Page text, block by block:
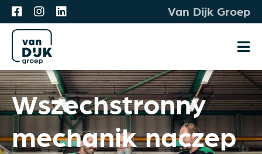
Przejdź
do
treści
Van Dijk Groep
Oferty pracy
Meet & Match
Dla Ciebie
Wszechstronny
mechanik naczep